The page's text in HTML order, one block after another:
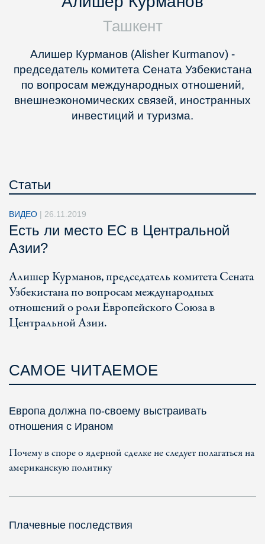
Ташкент
Алишер Курманов (Alisher Kurmanov) -
председатель комитета Сената Узбекистана
по вопросам международных отношений,
внешнеэкономических связей, иностранных
инвестиций и туризма.
Статьи
ВИДЕО | 26.11.2019
Есть ли место ЕС в Центральной
Азии?
Алишер Курманов, председатель комитета Сената
Узбекистана по вопросам международных
отношений о роли Европейского Союза в
Центральной Азии.
САМОЕ ЧИТАЕМОЕ
Европа должна по-своему выстраивать
отношения с Ираном
Почему в споре о ядерной сделке не следует полагаться на
американскую политику
Плачевные последствия